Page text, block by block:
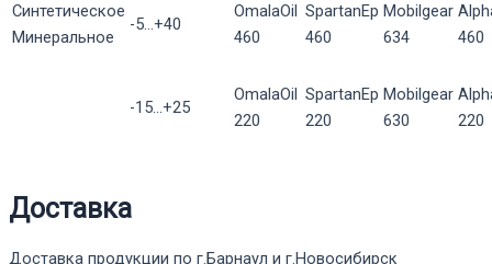
Синтетическое
Минеральное
-5...+40
OmalaOil
460
SpartanEp
460
Mobilgear
634
460
-15...+25
OmalaOil
220
SpartanEp
220
Mobilgear
630
220
Доставка
Доставка продукции по г.Барнаул и г.Новосибирск